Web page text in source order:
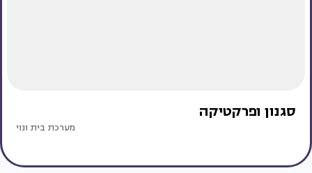
סגנון ופרקטיקה
מערכת בית ונוי